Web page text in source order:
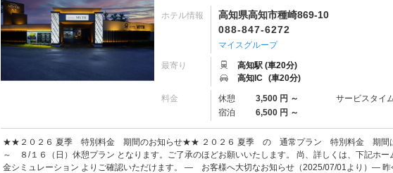
ホテル情報
高知県高知市種崎869-10
088-847-6272
マイスグループ
最寄り
高知駅 (車20分)
高知IC (車20分)
料金 休憩 3,500 円 ～ サービスタイ
宿泊
6,500 円 ～
★★２０２６ 夏季 特別料金 期間のお知らせ★★ ２０２６ 夏季 の 通常プラン 特別料金 期間
～ ８/１６（日）休憩プラン となります。ご了承のほどお願いいたします。 尚、詳しくは、下記ホー
金シミュレーション よりご確認いただけます。 ― お客様へ大切なお知らせ（2025/07/01より）― 昨